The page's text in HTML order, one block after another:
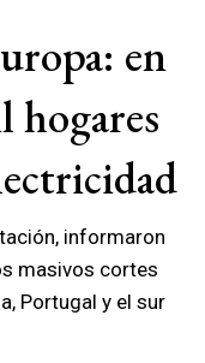
en
hogares
informaron
masivos cortes
Portugal y el sur